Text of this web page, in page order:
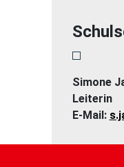
Simone
Leiterin
E-Mail: